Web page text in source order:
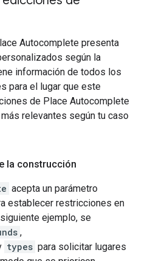
Autocomplete presenta
según la
información de todos los
para el lugar que este
de Place Autocomplete
relevantes según tu caso
la construcción
acepta un parámetro
establecer restricciones en
ejemplo, se
,
types para solicitar lugares